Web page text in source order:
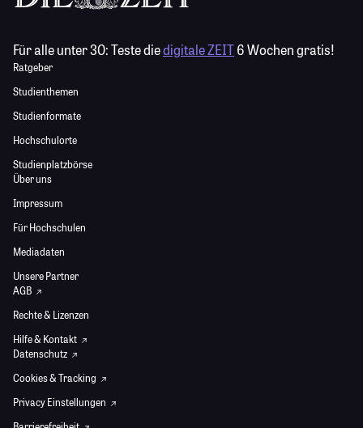
Für alle unter 30:Teste diedigitale ZEIT6 Wochen gratis!
Ratgeber
Studienthemen
Studienformate
Hochschulorte
Studienplatzbörse
Über uns
Impressum
Für Hochschulen
Mediadaten
Unsere Partner
AGB
Rechte & Lizenzen
Hilfe & Kontakt
Datenschutz
Cookies & Tracking
Privacy Einstellungen